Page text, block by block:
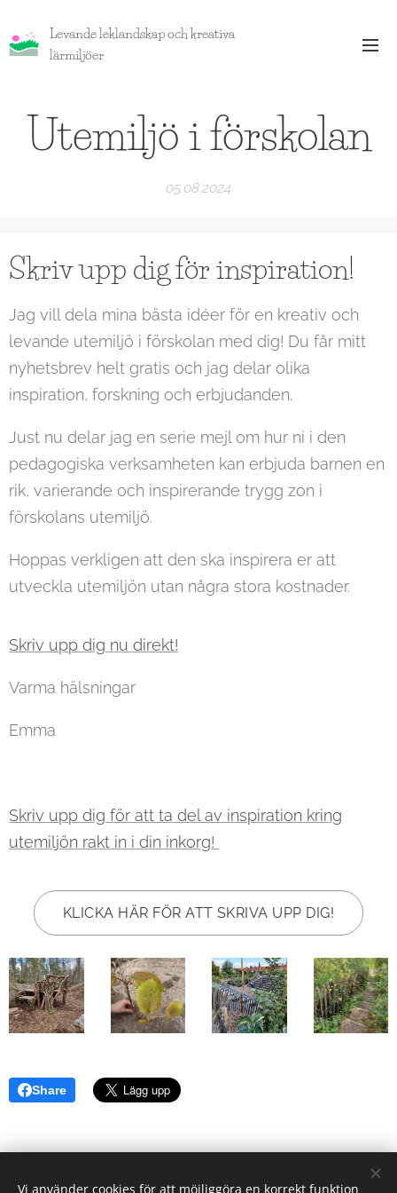
Levande leklandskap och kreativa
lärmiljöer
Utemiljö i förskolan
05.08.2024
Skriv upp dig för inspiration!
Jag vill dela mina bästa idéer för en kreativ och
levande utemiljö i förskolan med dig! Du får mitt
nyhetsbrev helt gratis och jag delar olika
inspiration, forskning och erbjudanden.
Just nu delar jag en serie mejl om hur ni i den
pedagogiska verksamheten kan erbjuda barnen en
rik, varierande och inspirerande trygg zon i
förskolans utemiljö.
Hoppas verkligen att den ska inspirera er att
utveckla utemiljön utan några stora kostnader.
Skriv upp dig nu direkt!
Varma hälsningar
Emma
Skriv upp dig för att ta del av inspiration kring
utemiljön rakt in i din inkorg!
KLICKA HÄR FÖR ATT SKRIVA UPP DIG!
Share
Vi använder cookies för att möjliggöra en korrekt funktion